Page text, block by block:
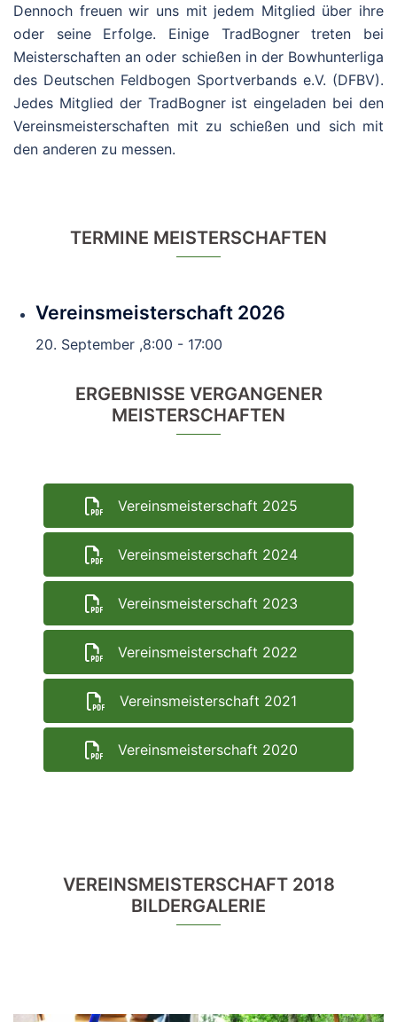
Dennoch freuen wir uns mit jedem Mitglied über ihre
oder seine Erfolge. Einige TradBogner treten bei
Meisterschaften an oder schießen in der Bowhunterliga
des Deutschen Feldbogen Sportverbands e.V. (DFBV).
Jedes Mitglied der TradBogner ist eingeladen bei den
Vereinsmeisterschaften mit zu schießen und sich mit
den anderen zu messen.
TERMINE MEISTERSCHAFTEN
Vereinsmeisterschaft 2026
20. September ,8:00 - 17:00
ERGEBNISSE VERGANGENER
MEISTERSCHAFTEN
Vereinsmeisterschaft 2025
Vereinsmeisterschaft 2024
Vereinsmeisterschaft 2023
Vereinsmeisterschaft 2022
Vereinsmeisterschaft 2021
Vereinsmeisterschaft 2020
VEREINSMEISTERSCHAFT 2018
BILDERGALERIE